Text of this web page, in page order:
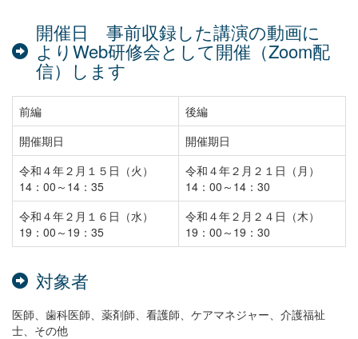
開催日 事前収録した講演の動画に
よりWeb研修会として開催（Zoom配
信）します
前編
後編
開催期日
開催期日
令和４年２月１５日（火）
14：00～14：35
令和４年２月２１日（月）
14：00～14：30
令和４年２月１６日（水）
19：00～19：35
令和４年２月２４日（木）
19：00～19：30
対象者
医師、歯科医師、薬剤師、看護師、ケアマネジャー、介護福祉
士、その他